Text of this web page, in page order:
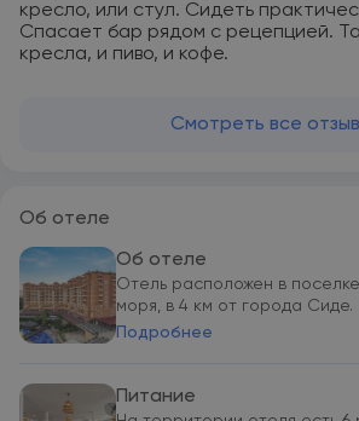
кресло, или стул. Сидеть
Спасает бар рядом с рецепцией.
кресла, и пиво, и кофе.
Смотреть все
Об отеле
Об отеле
Отель расположен в
моря, в 4 км от города Сиде.
Подробнее
Питание